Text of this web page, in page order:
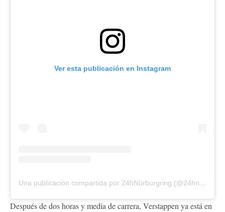
Ver esta publicación en Instagram
Una publicación compartida por 24hNürburgring (@24hnbr)
Después de dos horas y media de carrera, Verstappen ya está en